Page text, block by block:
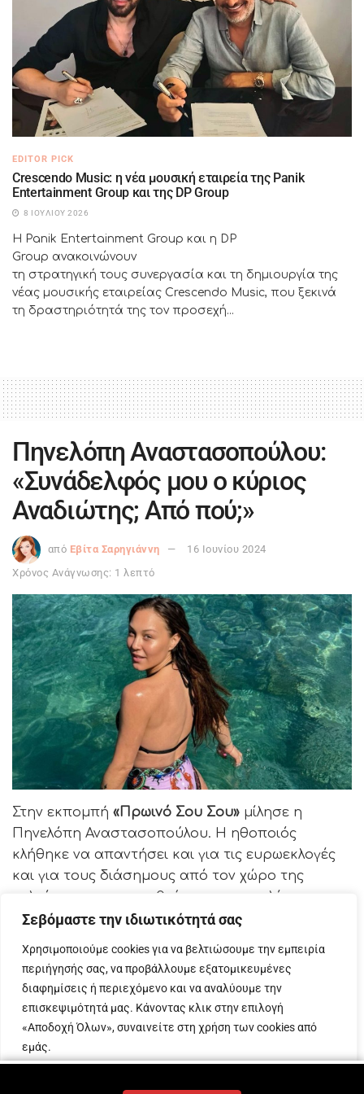
Σεβόμαστε την ιδιωτικότητά σας
Χρησιμοποιούμε cookies για να βελτιώσουμε την εμπειρία
περιήγησής σας, να προβάλλουμε εξατομικευμένες
διαφημίσεις ή περιεχόμενο και να αναλύουμε την
επισκεψιμότητά μας. Κάνοντας κλικ στην επιλογή
«Αποδοχή Όλων», συναινείτε στη χρήση των cookies από
εμάς.
Απόρριψη όλων
EDITOR PICK
Crescendo Music: η νέα μουσική εταιρεία της Panik
Entertainment Group και της DP Group
8 ΙΟΥΛΊΟΥ 2026
Η Panik Entertainment Group και η DP
Group ανακοινώνουν
τη στρατηγική τους συνεργασία και τη δημιουργία της
νέας μουσικής εταιρείας Crescendo Music, που ξεκινά
τη δραστηριότητά της τον προσεχή...
Πηνελόπη Αναστασοπούλου:
«Συνάδελφός μου ο κύριος
Αναδιώτης; Από πού;»
από Εβίτα Σαρηγιάννη
16 Ιουνίου 2024
Χρόνος Ανάγνωσης: 1 λεπτό
Στην εκπομπή «Πρωινό Σου Σου» μίλησε η
Πηνελόπη Αναστασοπούλου. Η ηθοποιός
κλήθηκε να απαντήσει και για τις ευρωεκλογές
και για τους διάσημους από τον χώρο της
τηλεόρασης και του θεάτρου που εκλέχτηκαν.
«Συνάδελφός μου ο κύριος Αναδιώτης; Από πού;
Είναι ηθοποιός; Συγγνώμη, δεν το ήξερα. Νόμιζα
ότι είναι μοντέλο ο άνθρωπος! Πήγα να πω σε
ευχαριστώ για το κοπλιμέντο, όχι τίποτε άλλο»,
είπε αρχικά η Πηνελόπη Αναστασοπούλου.
«Εγώ, αν σχολίαζα κάτι, θα σχολίαζα την αποχή.